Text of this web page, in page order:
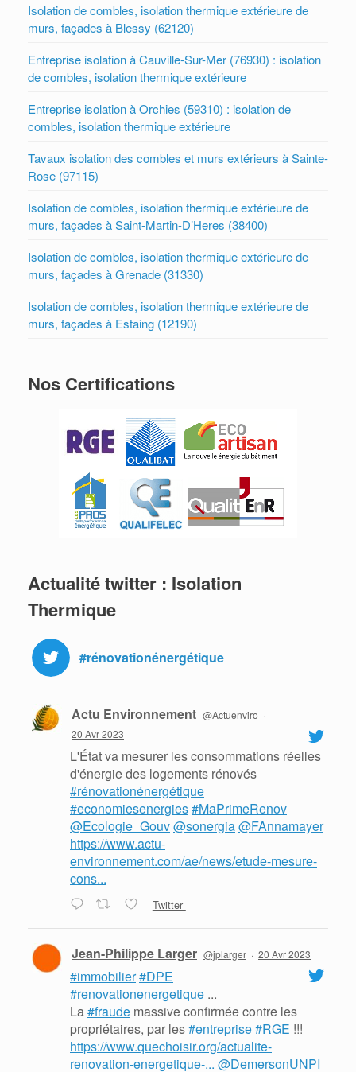
Isolation de combles, isolation thermique extérieure de
murs, façades à Blessy (62120)
Entreprise isolation à Cauville-Sur-Mer (76930) : isolation
de combles, isolation thermique extérieure
Entreprise isolation à Orchies (59310) : isolation de
combles, isolation thermique extérieure
Tavaux isolation des combles et murs extérieurs à Sainte-
Rose (97115)
Isolation de combles, isolation thermique extérieure de
murs, façades à Saint-Martin-D’Heres (38400)
Isolation de combles, isolation thermique extérieure de
murs, façades à Grenade (31330)
Isolation de combles, isolation thermique extérieure de
murs, façades à Estaing (12190)
Nos Certifications
Actualité twitter : Isolation
Thermique
#rénovationénergétique
Actu Environnement @Actuenviro ·
20 Avr 2023
L'État va mesurer les consommations réelles
d'énergie des logements rénovés
#rénovationénergétique
#economiesenergies#MaPrimeRenov
@Ecologie_Gouv@sonergia@FAnnamayer
https://www.actu-
environnement.com/ae/news/etude-mesure-
cons...
Twitter
Jean-Philippe Larger @jplarger · 20 Avr 2023
#immobilier#DPE
#renovationenergetique ...
La#fraude massive confirmée contre les
propriétaires, par les#entreprise#RGE !!!
https://www.quechoisir.org/actualite-
renovation-energetique-... @DemersonUNPI